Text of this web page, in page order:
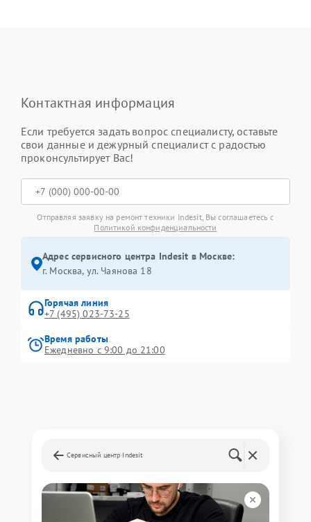
Контактная информация
Если требуется задать вопрос специалисту, оставьте
свои данные и дежурный специалист с радостью
проконсультирует Вас!
Отправляя заявку на ремонт техники Indesit, Вы соглашаетесь с
Политикой конфиденциальности
Адрес сервисного центра Indesit в Москве:
г. Москва, ул. Чаянова 18
Горячая линия
+7 (495) 023-73-25
Время работы
Ежедневно с 9:00 до 21:00
Сервисный центр Indesit